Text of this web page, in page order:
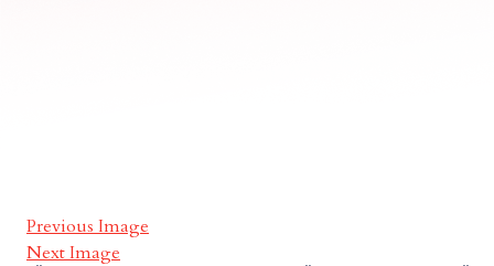
Previous Image
Next Image